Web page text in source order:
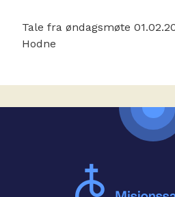
Tale fra øndagsmøte
Hodne